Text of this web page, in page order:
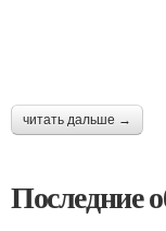
читать дальше →
Последние